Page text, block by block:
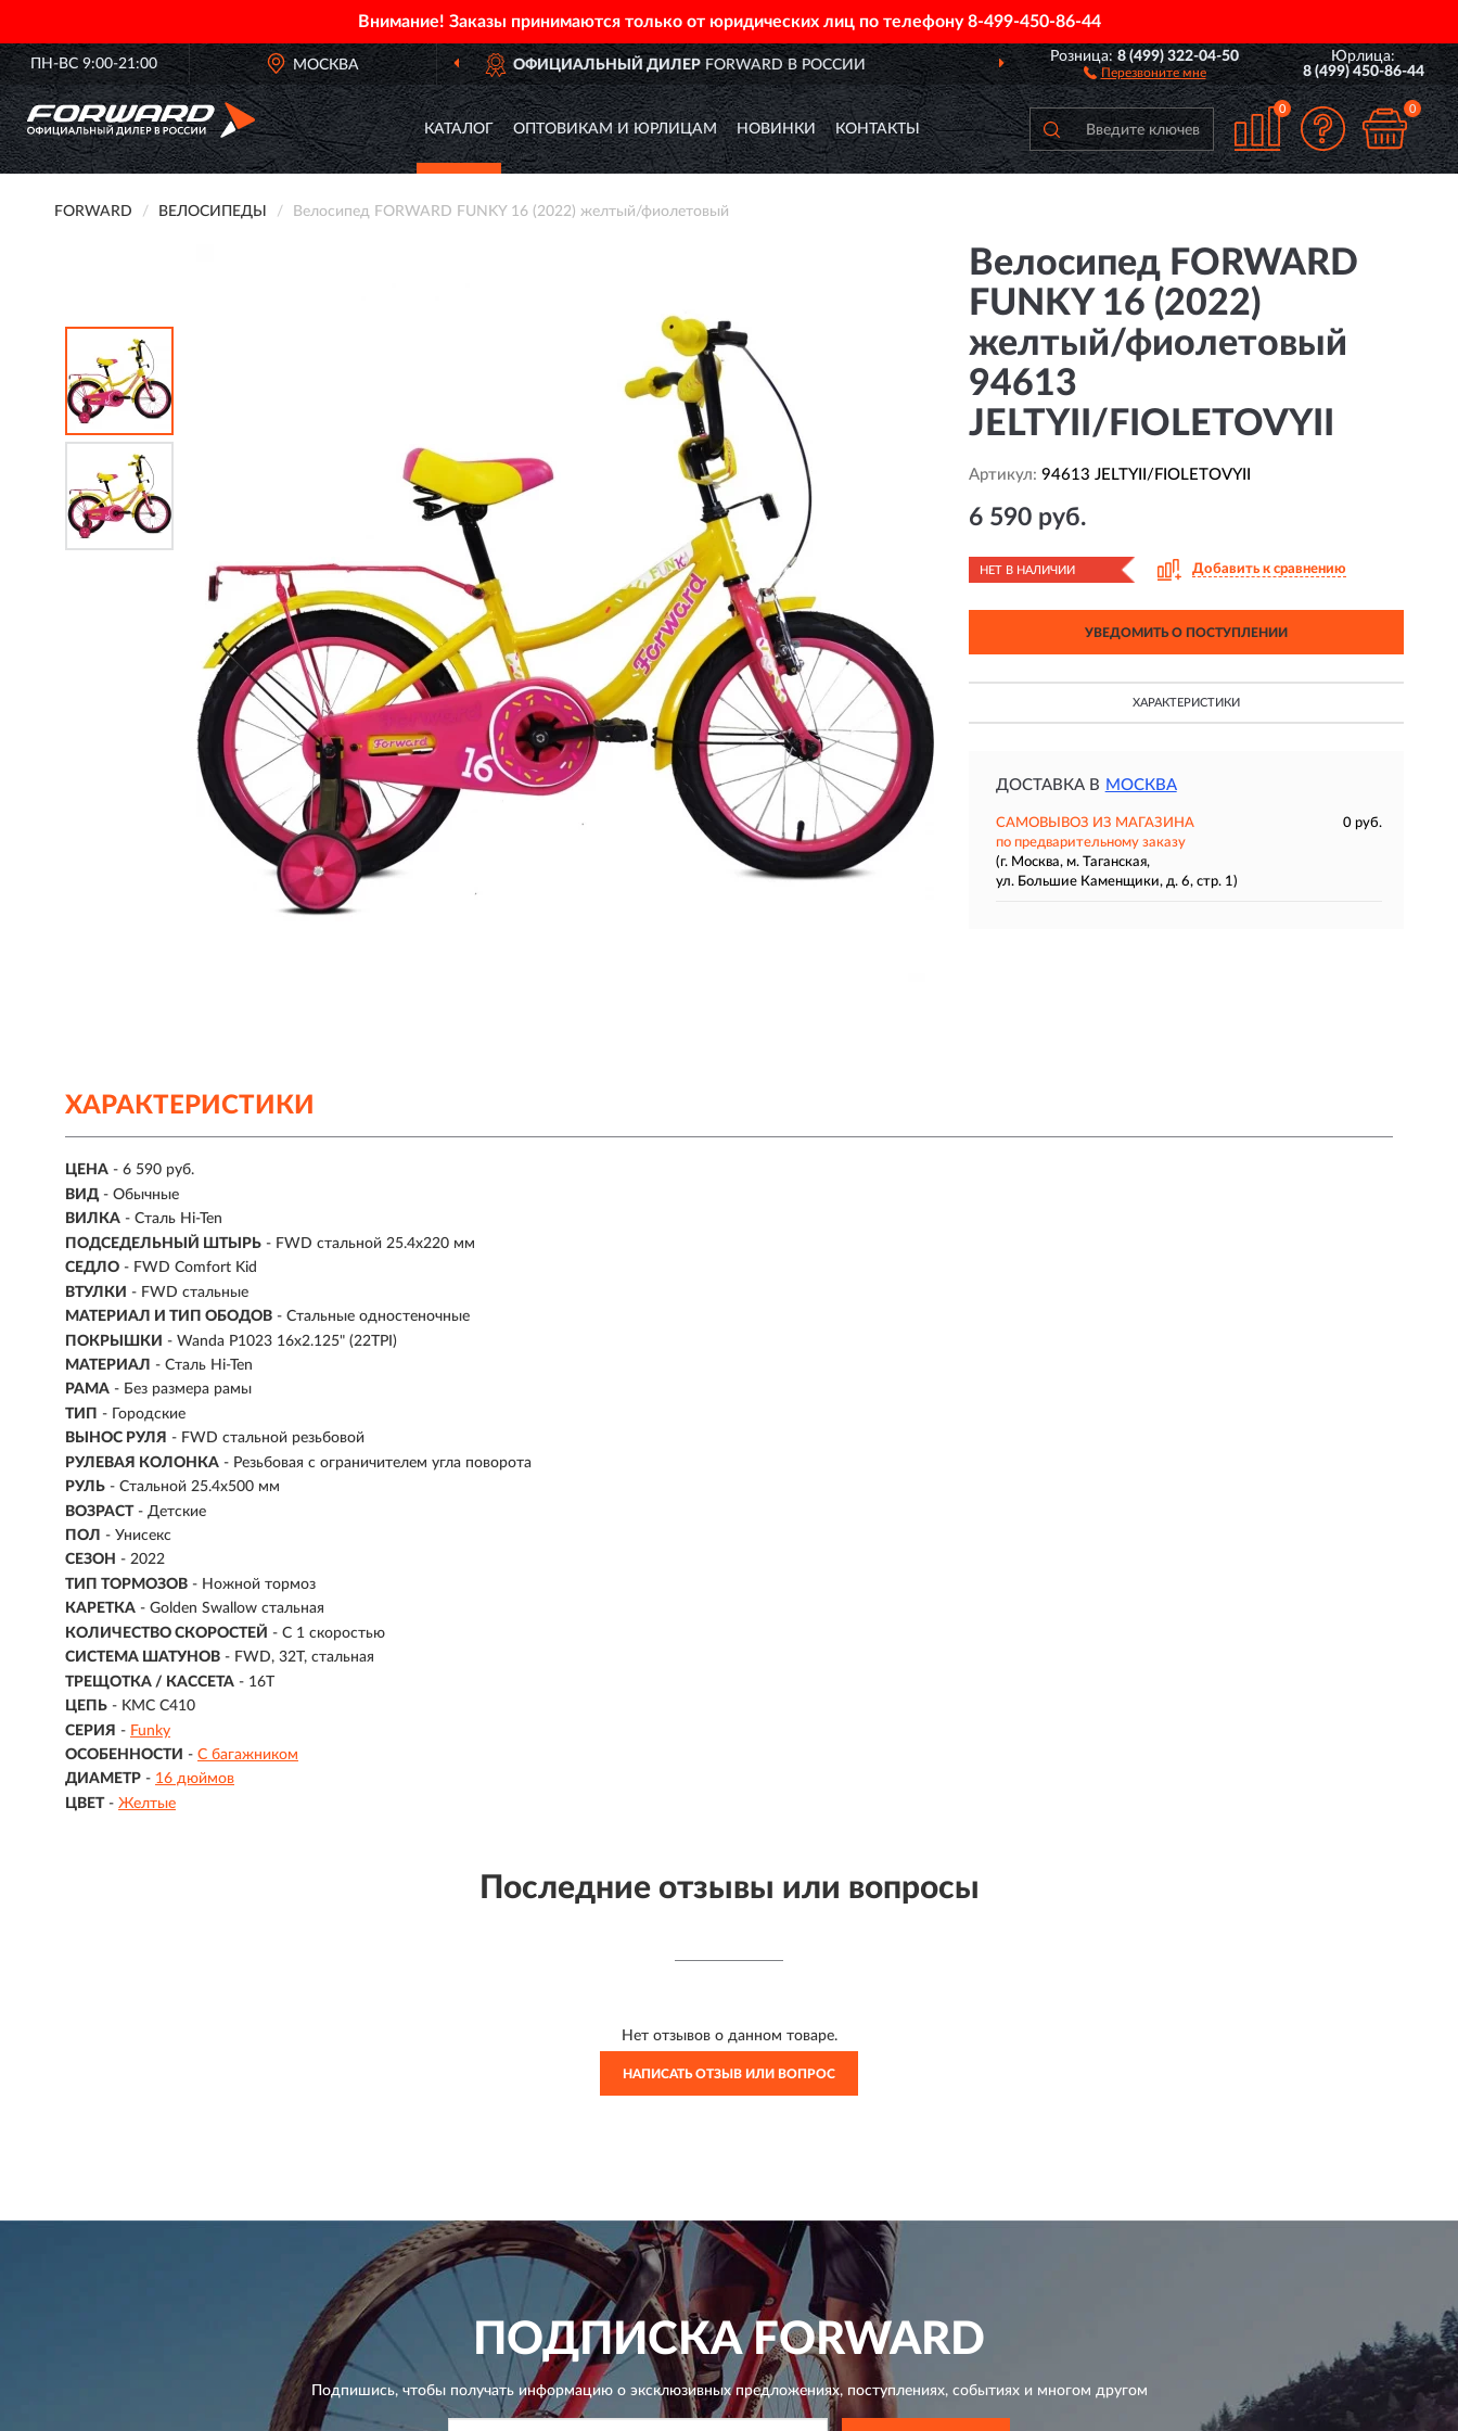
Внимание! Заказы принимаются только от юридических лиц по телефону8-499-450-86-44
ПН-ВС 9:00-21:00 МОСКВА
ОФИЦИАЛЬНЫЙ ДИЛЕР FORWARD В РОССИИ ДОСТАВИМ ПО ВСЕЙ РОССИИ
Розница:8 (499) 322-04-50
Перезвоните мне
Юрлица:
8 (499) 450-86-44
КАТАЛОГ ОПТОВИКАМ И ЮРЛИЦАМ НОВИНКИ КОНТАКТЫ
0 0
FORWARD ВЕЛОСИПЕДЫ Велосипед FORWARD FUNKY 16 (2022) желтый/фиолетовый
Велосипед FORWARD
FUNKY 16 (2022)
желтый/фиолетовый
94613
JELTYII/FIOLETOVYII
Артикул: 94613 JELTYII/FIOLETOVYII
6 590 руб.
НЕТ В НАЛИЧИИ Добавить к сравнению
УВЕДОМИТЬ О ПОСТУПЛЕНИИ
ХАРАКТЕРИСТИКИ
ДОСТАВКА В МОСКВА
САМОВЫВОЗ ИЗ МАГАЗИНА
0 руб.
по предварительному заказу
(г. Москва, м. Таганская,
ул. Большие Каменщики, д. 6, стр. 1)
ХАРАКТЕРИСТИКИ
ЦЕНА - 6 590 руб.
ВИД - Обычные
ВИЛКА - Сталь Hi-Ten
ПОДСЕДЕЛЬНЫЙ ШТЫРЬ - FWD стальной 25.4x220 мм
СЕДЛО - FWD Comfort Kid
ВТУЛКИ - FWD стальные
МАТЕРИАЛ И ТИП ОБОДОВ - Стальные одностеночные
ПОКРЫШКИ - Wanda P1023 16x2.125" (22TPI)
МАТЕРИАЛ - Сталь Hi-Ten
РАМА - Без размера рамы
ТИП - Городские
ВЫНОС РУЛЯ - FWD стальной резьбовой
РУЛЕВАЯ КОЛОНКА - Резьбовая с ограничителем угла поворота
РУЛЬ - Стальной 25.4х500 мм
ВОЗРАСТ - Детские
ПОЛ - Унисекс
СЕЗОН - 2022
ТИП ТОРМОЗОВ - Ножной тормоз
КАРЕТКА - Golden Swallow стальная
КОЛИЧЕСТВО СКОРОСТЕЙ - С 1 скоростью
СИСТЕМА ШАТУНОВ - FWD, 32T, cтальная
ТРЕЩОТКА / КАССЕТА - 16T
ЦЕПЬ - KMC C410
СЕРИЯ - Funky
ОСОБЕННОСТИ - С багажником
ДИАМЕТР - 16 дюймов
ЦВЕТ - Желтые
Последние отзывы или вопросы
Нет отзывов о данном товаре.
НАПИСАТЬ ОТЗЫВ ИЛИ ВОПРОС
ПОДПИСКАFORWARD
Подпишись, чтобы получать информацию о эксклюзивных предложениях,поступлениях, событиях и многом другом